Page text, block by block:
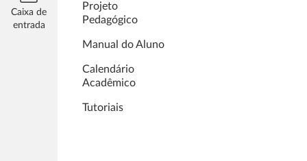
Caixa de
entrada
Projeto
Pedagógico
Manual do Aluno
Calendário
Acadêmico
Tutoriais